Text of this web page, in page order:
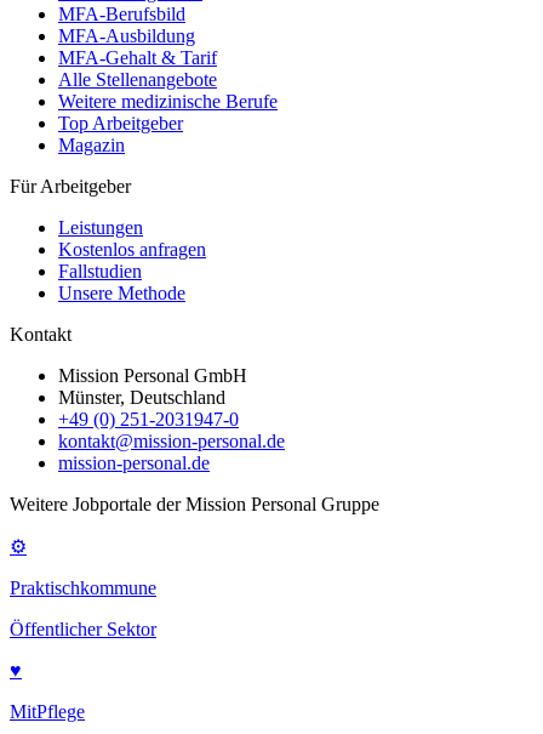
MFA-Berufsbild
MFA-Ausbildung
MFA-Gehalt & Tarif
Alle Stellenangebote
Weitere medizinische Berufe
Top Arbeitgeber
Magazin
Für Arbeitgeber
Leistungen
Kostenlos anfragen
Fallstudien
Unsere Methode
Kontakt
Mission Personal GmbH
Münster, Deutschland
+49 (0) 251-2031947-0
kontakt@mission-personal.de
mission-personal.de
Weitere Jobportale der Mission Personal Gruppe
⚙
Praktischkommune
Öffentlicher Sektor
♥
MitPflege